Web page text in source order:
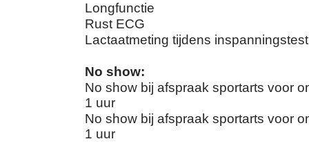
Longfunctie
Rust ECG
Lactaatmeting tijdens inspanningstest
No show:
No show bij afspraak sportarts voor
1 uur
No show bij afspraak sportarts voor
1 uur